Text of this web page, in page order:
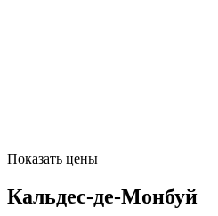
Показать цены
Кальдес-де-Монбуй